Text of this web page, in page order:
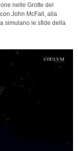
nelle Grotte del
John McFall, alla
simulano le sfide della